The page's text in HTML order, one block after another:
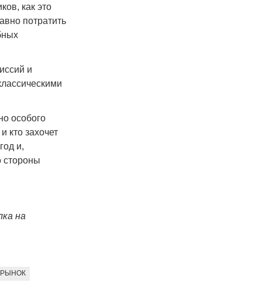
как это
потратить
и
особого
кто захочет
и,
стороны
на
РЫНОК